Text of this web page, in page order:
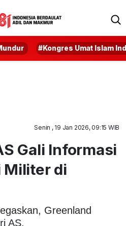
#Kongres Umat Islam
Senin , 19 Jan 2026, 09:15 WIB
Gali Informasi
Militer di
Greenland
AS.